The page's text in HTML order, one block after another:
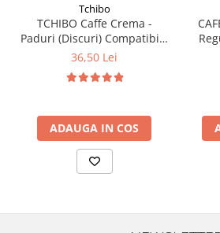
Tchibo
TCHIBO Caffe Crema -
Paduri (Discuri) Compatibile
Senseo 62mm - Monodoze
36,50 Lei
ADAUGA IN COS